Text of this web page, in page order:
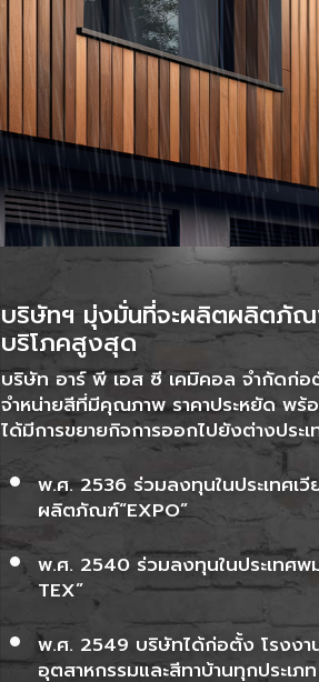
บริษัทฯ มุ่งมั่นที่จะผลิตผลิตภั
บริโภคสูงสุด
บริษัท อาร์ พี เอส ซี เคมิคอล จำกัดก่
จำหน่ายสีที่มีคุณภาพ ราคาประหยัด พร้
ได้มีการขยายกิจการออกไปยังต่างประ
พ.ศ. 2536 ร่วมลงทุนในประเทศเ
ผลิตภัณฑ์“EXPO”
พ.ศ. 2540 ร่วมลงทุนในประเทศพ
TEX”
พ.ศ. 2549 บริษัทได้ก่อตั้ง โรงงา
อุตสาหกรรมและสีทาบ้านทุกประเ